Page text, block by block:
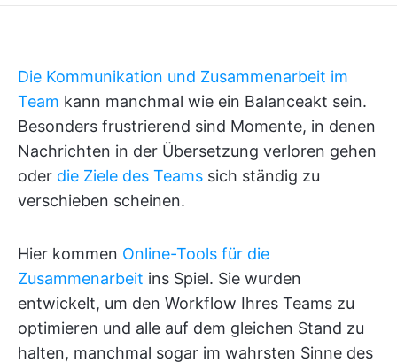
Die Kommunikation und Zusammenarbeit im
Team kann manchmal wie ein Balanceakt sein.
Besonders frustrierend sind Momente, in denen
Nachrichten in der Übersetzung verloren gehen
oder die Ziele des Teams sich ständig zu
verschieben scheinen.
Hier kommen Online-Tools für die
Zusammenarbeit ins Spiel. Sie wurden
entwickelt, um den Workflow Ihres Teams zu
optimieren und alle auf dem gleichen Stand zu
halten, manchmal sogar im wahrsten Sinne des